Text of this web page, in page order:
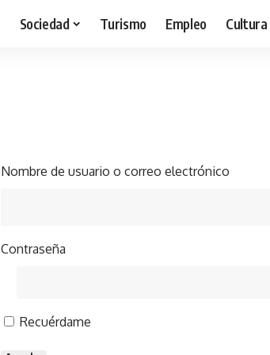
Sociedad Turismo Empleo Cultura
Nombre de usuario o correo electrónico
Contraseña
Recuérdame